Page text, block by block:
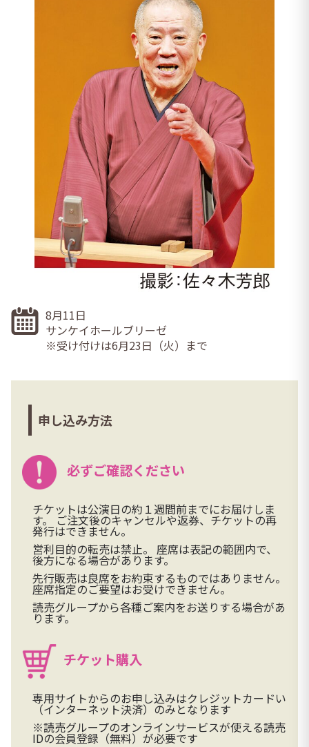
8月11日
サンケイホールブリーゼ
※受け付けは6月23日（火）まで
申し込み方法
必ずご確認ください
チケットは公演日の約１週間前までにお届けしま
す。 ご注文後のキャンセルや返券、チケットの再
発行はできません。
営利目的の転売は禁止。 座席は表記の範囲内で、
後方になる場合があります。
先行販売は良席をお約束するものではありません。
座席指定のご要望はお受けできません。
読売グループから各種ご案内をお送りする場合があ
ります。
チケット購入
専用サイトからのお申し込みはクレジットカードい
（インターネット決済）のみとなります
※読売グループのオンラインサービスが使える読売
IDの会員登録（無料）が必要です